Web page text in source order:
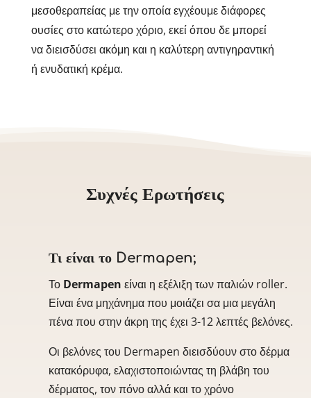
μεσοθεραπείας με την οποία εγχέουμε διάφορες
ουσίες στο κατώτερο χόριο, εκεί όπου δε μπορεί
να διεισδύσει ακόμη και η καλύτερη αντιγηραντική
ή ενυδατική κρέμα.
Συχνές Ερωτήσεις
Τι είναι το Dermapen;
Το Dermapen είναι η εξέλιξη των παλιών roller.
Είναι ένα μηχάνημα που μοιάζει σα μια μεγάλη
πένα που στην άκρη της έχει 3-12 λεπτές βελόνες.
Οι βελόνες του Dermapen διεισδύουν στο δέρμα
κατακόρυφα, ελαχιστοποιώντας τη βλάβη του
δέρματος, τον πόνο αλλά και το χρόνο